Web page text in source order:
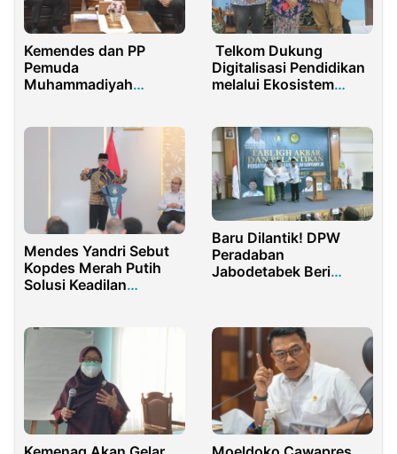
Kemendes dan PP
Pemuda
Muhammadiyah
Telkom Dukung
Digitalisasi Pendidikan
melalui Ekosistem
Mendes Yandri Sebut
Kopdes Merah Putih
Solusi Keadilan
Baru Dilantik! DPW
Peradaban
Jabodetabek Beri